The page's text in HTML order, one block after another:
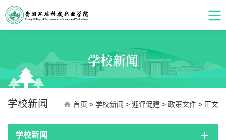
学校新闻
学校新闻 首页 > 学校新闻 > 迎评促建 > 政策文件 > 正文
学校新闻